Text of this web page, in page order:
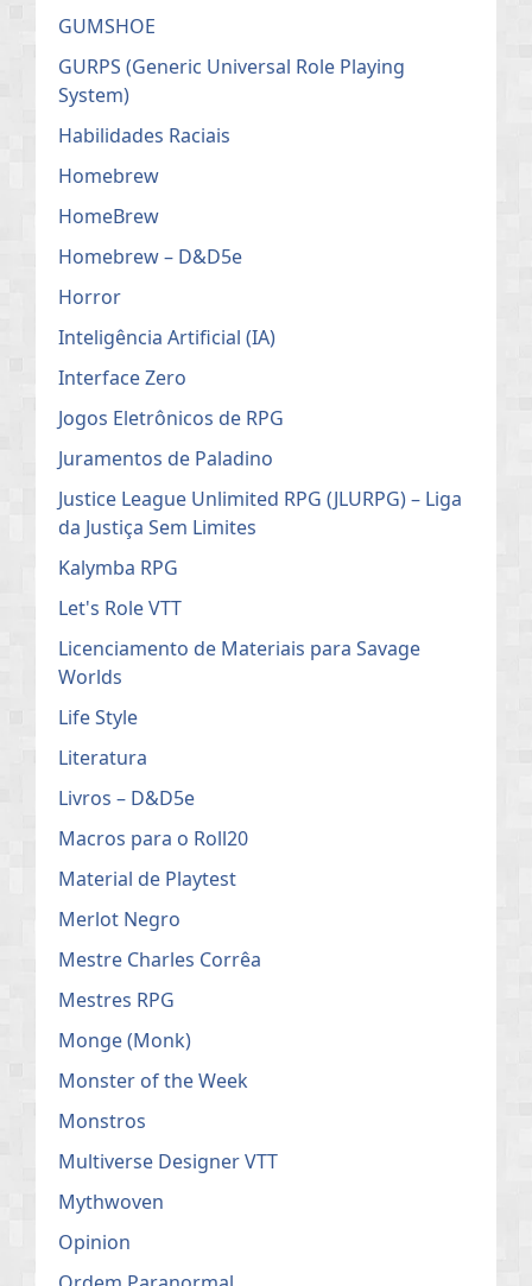
GUMSHOE
GURPS (Generic Universal Role Playing
System)
Habilidades Raciais
Homebrew
HomeBrew
Homebrew – D&D5e
Horror
Inteligência Artificial (IA)
Interface Zero
Jogos Eletrônicos de RPG
Juramentos de Paladino
Justice League Unlimited RPG (JLURPG) – Liga
da Justiça Sem Limites
Kalymba RPG
Let's Role VTT
Licenciamento de Materiais para Savage
Worlds
Life Style
Literatura
Livros – D&D5e
Macros para o Roll20
Material de Playtest
Merlot Negro
Mestre Charles Corrêa
Mestres RPG
Monge (Monk)
Monster of the Week
Monstros
Multiverse Designer VTT
Mythwoven
Opinion